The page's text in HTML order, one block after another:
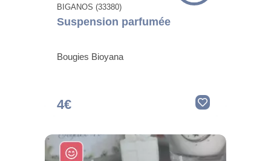
BIGANOS (33380)
Suspension parfumée
Bougies Bioyana
4€